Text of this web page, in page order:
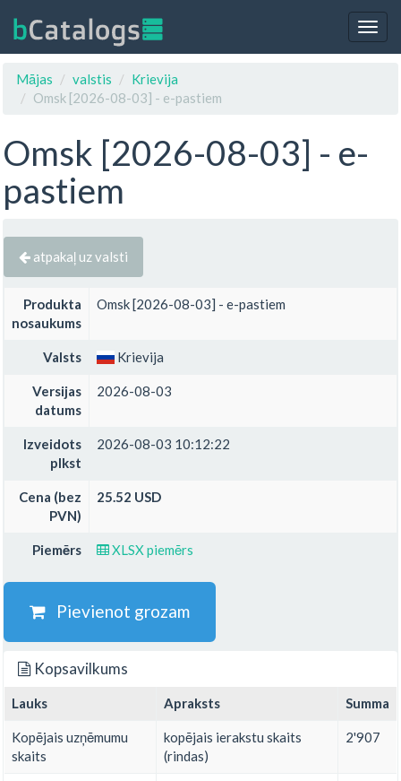
Mājas
valstis
Krievija
Omsk [2026-08-03] - e-pastiem
Omsk [2026-08-03] - e-
pastiem
atpakaļ uz valsti
Produkta
nosaukums
Omsk [2026-08-03] - e-pastiem
Valsts Krievija
Versijas
datums
2026-08-03
Izveidots
plkst
2026-08-03 10:12:22
Cena (bez
PVN)
25.52 USD
Piemērs XLSX piemērs
Pievienot grozam
Kopsavilkums
Lauks Apraksts Summa
Kopējais uzņēmumu
skaits
kopējais ierakstu skaits
(rindas)
2'907